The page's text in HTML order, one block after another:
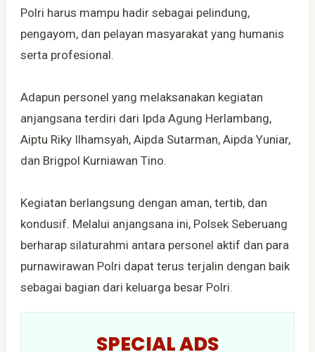
Polri harus mampu hadir sebagai pelindung,
pengayom, dan pelayan masyarakat yang humanis
serta profesional.
Adapun personel yang melaksanakan kegiatan
anjangsana terdiri dari Ipda Agung Herlambang,
Aiptu Riky Ilhamsyah, Aipda Sutarman, Aipda Yuniar,
dan Brigpol Kurniawan Tino.
Kegiatan berlangsung dengan aman, tertib, dan
kondusif. Melalui anjangsana ini, Polsek Seberuang
berharap silaturahmi antara personel aktif dan para
purnawirawan Polri dapat terus terjalin dengan baik
sebagai bagian dari keluarga besar Polri.
SPECIAL ADS